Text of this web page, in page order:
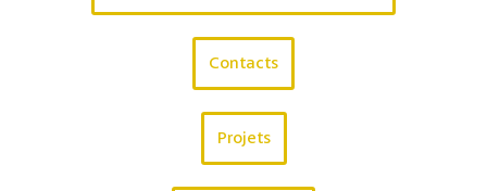
Contacts
Projets